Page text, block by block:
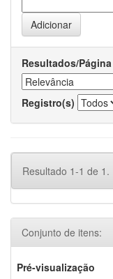
Resultados/Página
Registro(s)
Resultado 1-1 de 1.
Conjunto de itens:
Pré-visualização